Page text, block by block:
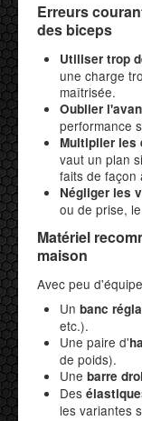
Erreurs
des biceps
Utiliser trop
une charge
maîtrisée.
Oublier
performance
Multiplier les
vaut un plan
faits de façon
Négliger les
ou de prise,
Matériel
maison
Avec peu
Un banc
etc.).
Une paire d'
de poids).
Une barre
Des
les variantes